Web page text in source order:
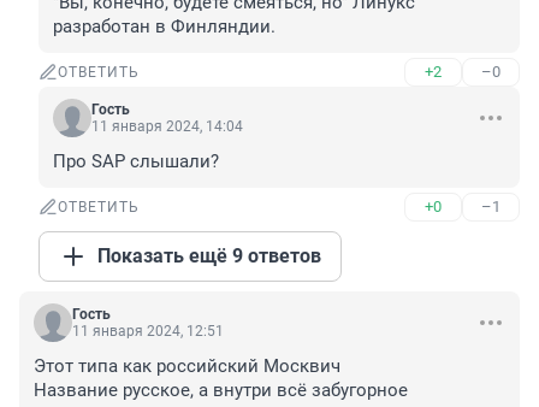
разработан в Финляндии.
ОТВЕТИТЬ +2 –0
Гость
11 января 2024, 14:04
Про SAP слышали?
ОТВЕТИТЬ +0 –1
Показать ещё 9 ответов
Гость
11 января 2024, 12:51
Этот типа как российский Москвич
Название русское, а внутри всё забугорное